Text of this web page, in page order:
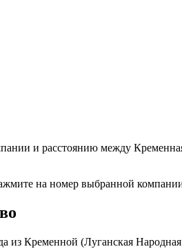
и расстоянию между
на номер выбранной
Кременной (Луганская